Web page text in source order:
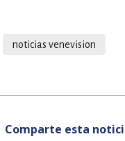
noticias venevision
Comparte esta